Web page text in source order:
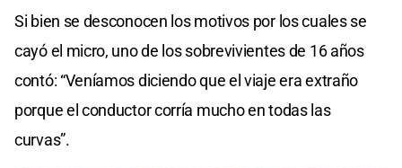
Si bien se desconocen los motivos por los cuales se
cayó el micro, uno de los sobrevivientes de 16 años
contó: “Veníamos diciendo que el viaje era extraño
porque el conductor corría mucho en todas las
curvas”.